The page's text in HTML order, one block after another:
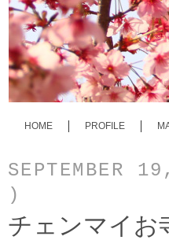
HOME PROFILE
SEPTEMBER
)
チェンマイお